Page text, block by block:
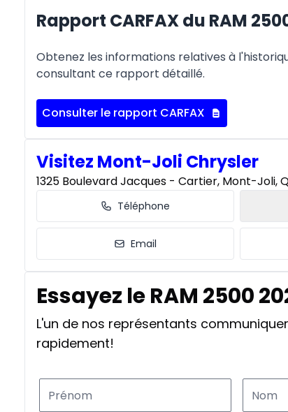
Rapport CARFAX du RAM
Obtenez les informations relatives à
consultant ce rapport détaillé.
Consulter le rapport CARFAX
Visitez Mont-Joli Chrysler
1325 Boulevard Jacques - Cartier, Mont-Joli,
Téléphone
Email
Essayez le RAM 2500
L'un de nos représentants
rapidement!